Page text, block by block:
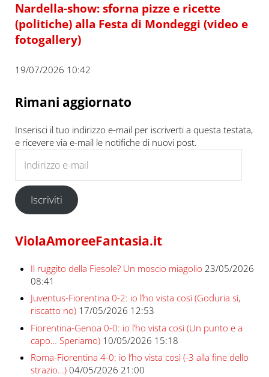
Nardella-show: sforna pizze e ricette
(politiche) alla Festa di Mondeggi (video e
fotogallery)
19/07/2026 10:42
Rimani aggiornato
Inserisci il tuo indirizzo e-mail per iscriverti a questa testata,
e ricevere via e-mail le notifiche di nuovi post.
Iscriviti
ViolaAmoreeFantasia.it
Il ruggito della Fiesole? Un moscio miagolio 23/05/2026
08:41
Juventus-Fiorentina 0-2: io l’ho vista così (Goduria sì,
riscatto no) 17/05/2026 12:53
Fiorentina-Genoa 0-0: io l’ho vista così (Un punto e a
capo… Speriamo) 10/05/2026 15:18
Roma-Fiorentina 4-0: io l’ho vista così (-3 alla fine dello
strazio…) 04/05/2026 21:00